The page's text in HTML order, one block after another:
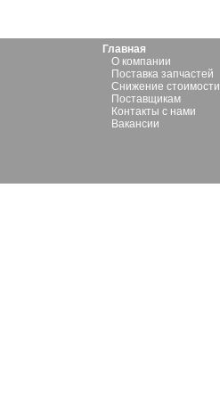
Главная
О компании
Поставка запчастей
Снижение стоимости
Поставщикам
Контакты с нами
Вакансии